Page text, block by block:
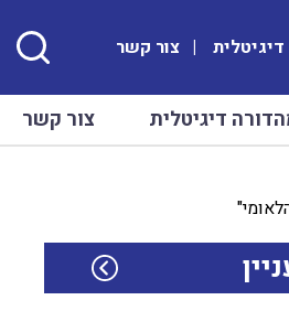
צור קשר
דיגיטלית צור קשר